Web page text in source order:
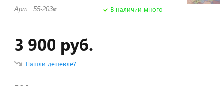
Арт.: 55-203м В наличии много
3 900 руб.
Нашли дешевле?